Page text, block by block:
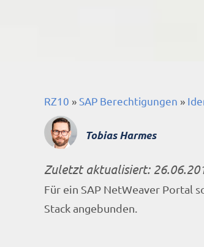
RZ10 » SAP Berechtigungen »
Tobias Harmes
Zuletzt aktualisiert:
Für ein SAP NetWeaver Portal
Stack angebunden.